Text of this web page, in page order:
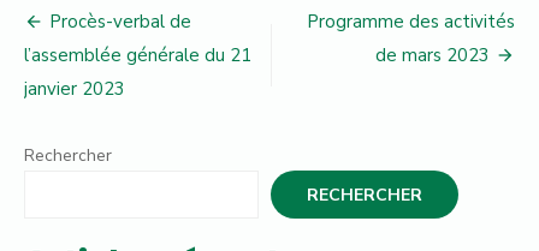
Navigation
de
l’article
Procès-verbal de
l’assemblée générale du 21
janvier 2023
Programme des activités
de mars 2023
Rechercher
RECHERCHER